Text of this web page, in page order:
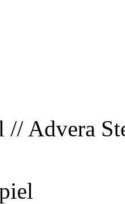
// Advera